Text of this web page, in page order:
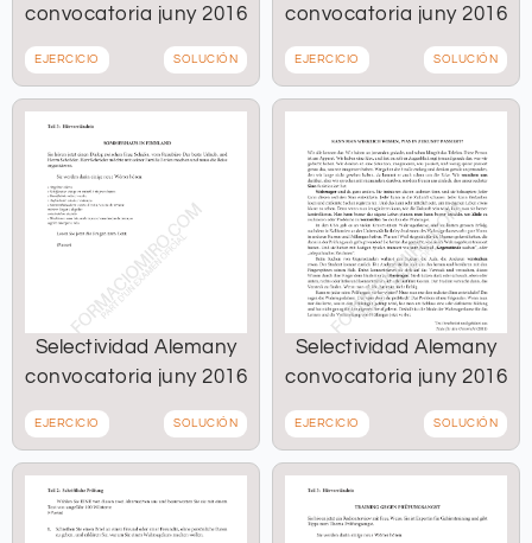
convocatoria juny 2016
EJERCICIO SOLUCIÓN
convocatoria juny 2016
EJERCICIO SOLUCIÓN
Selectividad Alemany
convocatoria juny 2016
EJERCICIO SOLUCIÓN
Selectividad Alemany
convocatoria juny 2016
EJERCICIO SOLUCIÓN